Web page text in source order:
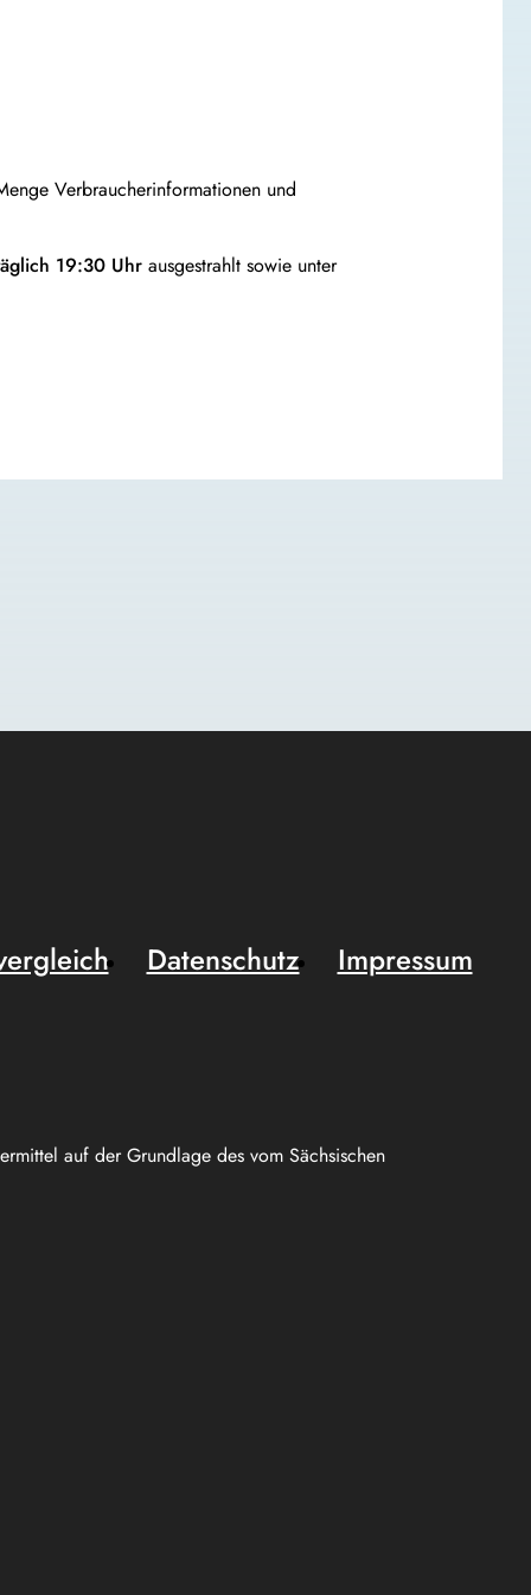
Verbraucherinformationen und
19:30 Uhr ausgestrahlt sowie unter
auf der Grundlage des vom Sächsischen
Datenschutz
Impressum